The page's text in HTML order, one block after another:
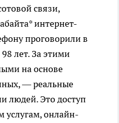
связи,
интернет-
проговорили в
лет. За этими
на основе
— реальные
людей. Это доступ
услугам, онлайн-